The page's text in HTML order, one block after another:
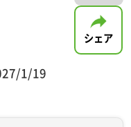
1/19
シェア